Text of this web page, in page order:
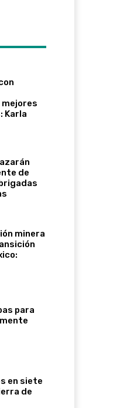
Karla
de
minera
para
en siete
de